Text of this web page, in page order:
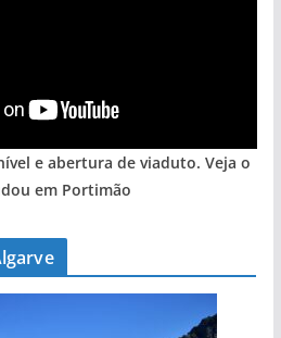
e abertura de viaduto. Veja o
em Portimão